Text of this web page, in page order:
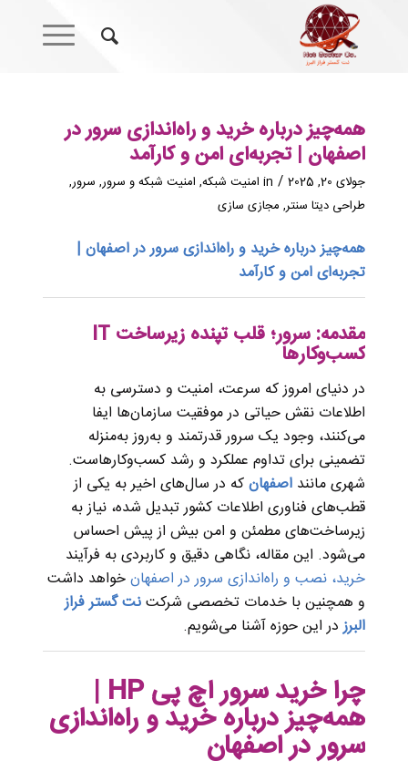
همه‌چیز درباره خرید و راه‌اندازی سرور در
اصفهان | تجربه‌ای امن و کارآمد
جولای 20, 2025 /
in امنیت شبکه, امنیت شبکه و سرور, سرور,
طراحی دیتا سنتر, مجازی سازی
همه‌چیز درباره خرید و راه‌اندازی سرور در اصفهان |
تجربه‌ای امن و کارآمد
مقدمه: سرور؛ قلب تپنده زیرساخت IT
کسب‌وکارها
در دنیای امروز که سرعت، امنیت و دسترسی به
اطلاعات نقش حیاتی در موفقیت سازمان‌ها ایفا
می‌کنند، وجود یک سرور قدرتمند و به‌روز به‌منزله
تضمینی برای تداوم عملکرد و رشد کسب‌وکارهاست.
شهری ماننداصفهانکه در سال‌های اخیر به یکی از
قطب‌های فناوری اطلاعات کشور تبدیل شده، نیاز به
زیرساخت‌های مطمئن و امن بیش از پیش احساس
می‌شود. این مقاله، نگاهی دقیق و کاربردی به فرآیند
خرید، نصب و راه‌اندازی سرور در اصفهانخواهد داشت
و همچنین با خدمات تخصصی شرکتنت گستر فراز
البرزدر این حوزه آشنا می‌شویم.
چرا خرید سرور اچ پی HP |
همه‌چیز درباره خرید و راه‌اندازی
سرور در اصفهان